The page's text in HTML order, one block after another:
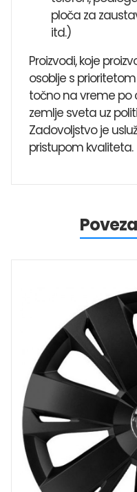
ploča za
itd.)
Proizvodi, koje
osoblje s
točno na vreme po
zemlje sveta uz
Zadovoljstvo je
pristupom kvaliteta.